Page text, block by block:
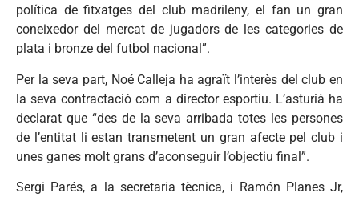
política de fitxatges del club madrileny, el fan un gran
coneixedor del mercat de jugadors de les categories de
plata i bronze del futbol nacional”.
Per la seva part, Noé Calleja ha agraït l’interès del club en
la seva contractació com a director esportiu. L’asturià ha
declarat que “des de la seva arribada totes les persones
de l’entitat li estan transmetent un gran afecte pel club i
unes ganes molt grans d’aconseguir l’objectiu final”.
Sergi Parés, a la secretaria tècnica, i Ramón Planes Jr,